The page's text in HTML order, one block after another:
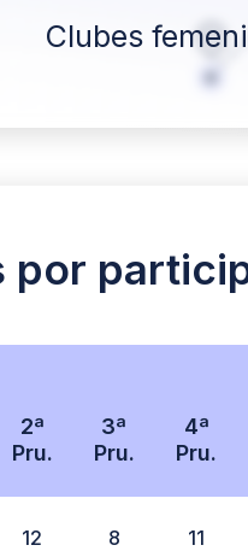
Clubes
por
2ª
Pru.
3ª
Pru.
4ª
Pru.
12 8 11